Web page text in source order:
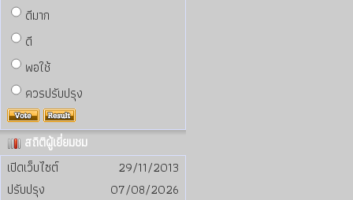
ดีมาก
ดี
พอใช้
ควรปรับปรุง
สถิติผู้เยี่ยมชม
เปิดเว็บไซต์
29/11/2013
ปรับปรุง
07/08/2026